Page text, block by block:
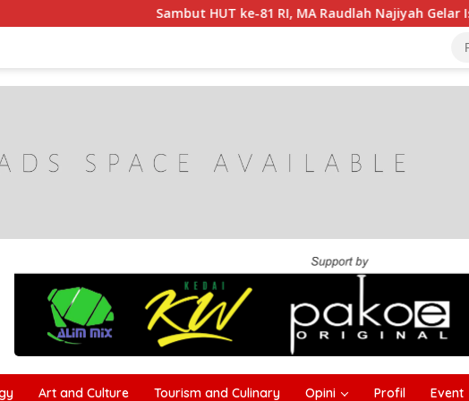
Sambut HUT ke-81 RI, MA Raudlah Najiyah Gelar
Art and Culture Tourism and Culinary Opini Profil Event